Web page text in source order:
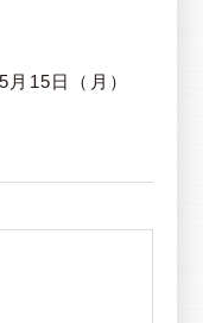
15日（月）